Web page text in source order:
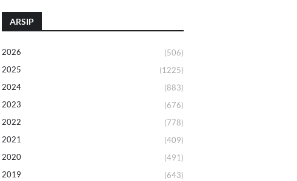
ARSIP
2026
(506)
2025
(1225)
2024
(883)
2023
(676)
2022
(778)
2021
(409)
2020
(491)
2019
(643)